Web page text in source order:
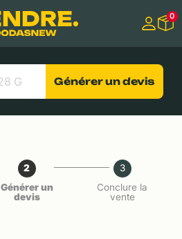
0
Générer un devis
2
Générer un
devis
3
Conclure la
vente